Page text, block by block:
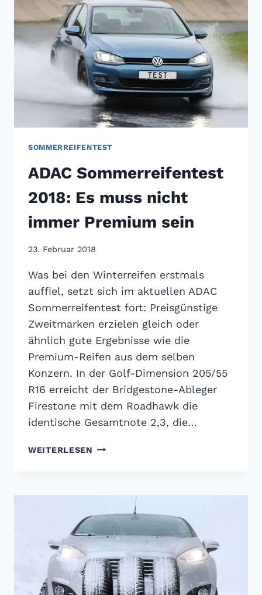
NOCH
EIN
KOMPROMISS
SOMMERREIFENTEST
ADAC Sommerreifentest
2018: Es muss nicht
immer Premium sein
23. Februar 2018
Was bei den Winterreifen erstmals
auffiel, setzt sich im aktuellen ADAC
Sommerreifentest fort: Preisgünstige
Zweitmarken erzielen gleich oder
ähnlich gute Ergebnisse wie die
Premium-Reifen aus dem selben
Konzern. In der Golf-Dimension 205/55
R16 erreicht der Bridgestone-Ableger
Firestone mit dem Roadhawk die
identische Gesamtnote 2,3, die…
WEITERLESEN ADAC
NICHT
IMMER
PREMIUM